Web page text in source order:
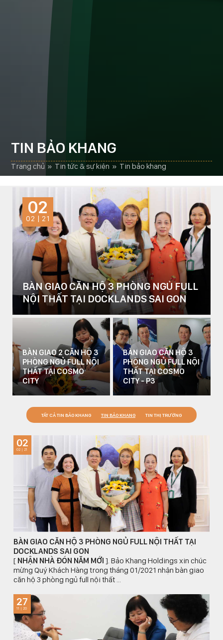
TIN BẢO KHANG
trang chủ » tin tức & sự kiện » tin bảo khang
BÀN GIAO CĂN HỘ 3 PHÒNG NGỦ FULL
NỘI THẤT TẠI DOCKLANDS SAI GON
02
02 | 21
BÀN GIAO 2 CĂN HỘ 3
PHÒNG NGỦ FULL NỘI
THẤT TẠI COSMO
CITY
BÀN GIAO CĂN HỘ 3
PHÒNG NGỦ FULL NỘI
THẤT TẠI COSMO
CITY - P3
TẤT CẢ TIN BẢO KHANG TIN BẢO KHANG TIN THỊ TRƯỜNG
BÀN GIAO CĂN HỘ 3 PHÒNG NGỦ FULL NỘI THẤT TẠI
DOCKLANDS SAI GON
02
02 | 21
[ NHẬN NHÀ ĐÓN NĂM MỚI ]. Bảo Khang Holdings xin chúc
mừng Quý Khách Hàng trong tháng 01/2021 nhận bàn giao
căn hộ 3 phòng ngủ full nội thất ...
27
11 | 20